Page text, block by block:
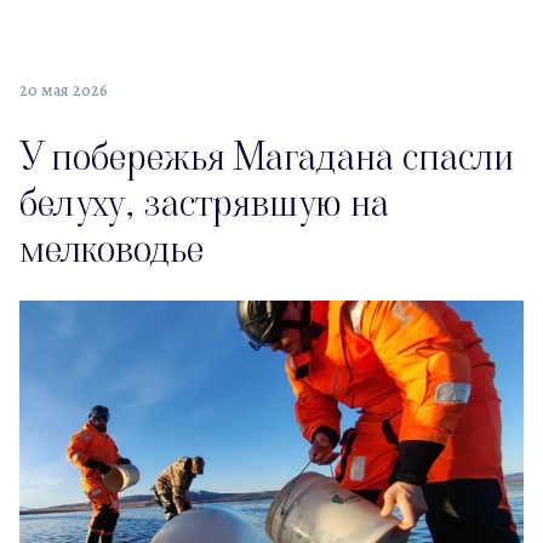
20 мая 2026
У побережья Магадана спасли
белуху, застрявшую на
мелководье